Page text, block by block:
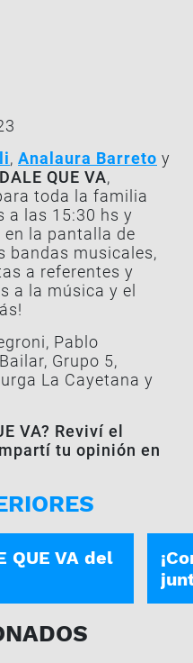
, Analaura Barreto y
DALE QUE VA,
toda la familia
a las 15:30 hs y
la pantalla de
bandas musicales,
a referentes y
a la música y el
Pablo
Grupo 5,
La Cayetana y
VA? Reviví el
tu opinión en
QUE VA del